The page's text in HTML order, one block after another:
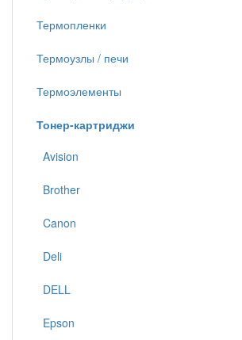
Термопленки
Термоузлы / печи
Термоэлементы
Тонер-картриджи
Avision
Brother
Canon
Deli
DELL
Epson